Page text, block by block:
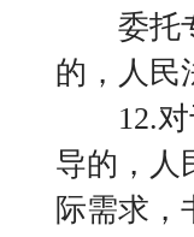
委托专
的，人民
12.
导的，人
际需求，